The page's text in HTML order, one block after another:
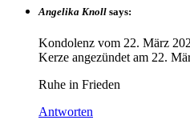
Angelika Knoll says:
Kondolenz vom 22. März
Kerze angezündet am 22.
Ruhe in Frieden
Antworten